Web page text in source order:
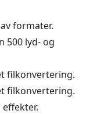
formater.
500 lyd- og
filkonvertering.
filkonvertering.